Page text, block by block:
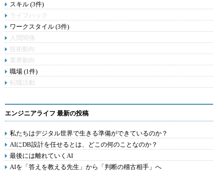
スキル (3件)
ライフハック
ワークスタイル (3件)
人間関係
技術動向
業界動向
職場 (1件)
転職活動
エンジニアライフ 最新の投稿
私たちはデジタル世界で生きる準備ができているのか？
AIにDB設計を任せるとは、どこの何のことなのか？
最後には離れていくAI
AIを「答えを教える先生」から「判断の稽古相手」へ